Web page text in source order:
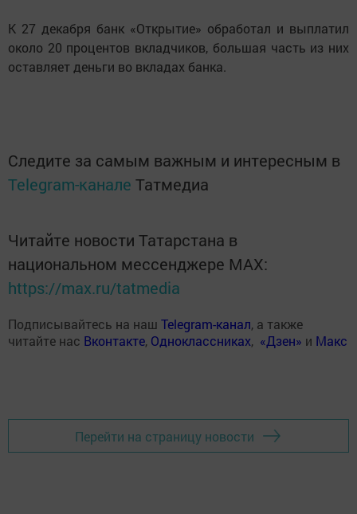
К 27 декабря банк «Открытие» обработал и выплатил
около 20 процентов вкладчиков, большая часть из них
оставляет деньги во вкладах банка.
Следите за самым важным и интересным в
Telegram-канале Татмедиа
Читайте новости Татарстана в
национальном мессенджере MАХ:
https://max.ru/tatmedia
Подписывайтесь на наш Telegram-канал, а также
читайте нас Вконтакте, Одноклассниках, «Дзен» и Макс
Перейти на страницу новости